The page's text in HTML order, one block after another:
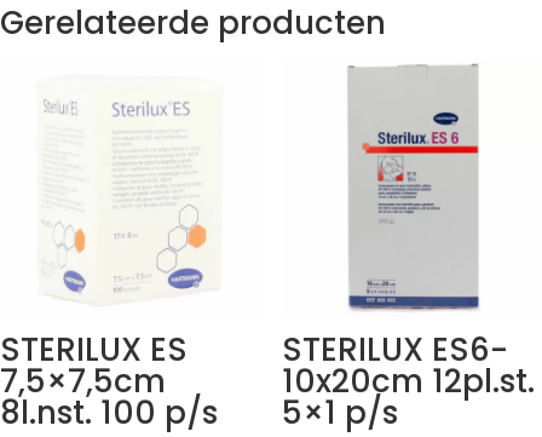
Gerelateerde producten
STERILUX ES
7,5×7,5cm
8l.nst. 100 p/s
STERILUX ES6-
10x20cm 12pl.st.
5×1 p/s